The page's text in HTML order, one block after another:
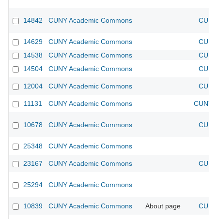
14842 CUNY Academic Commons
14629 CUNY Academic Commons
14538
CUNY Academic Commons
14504
CUNY Academic Commons
12004 CUNY Academic Commons
11131 CUNY Academic Commons CUNY
10678 CUNY Academic Commons
25348 CUNY Academic Commons
23167 CUNY Academic Commons
25294 CUNY Academic Commons
10839 CUNY Academic Commons About page